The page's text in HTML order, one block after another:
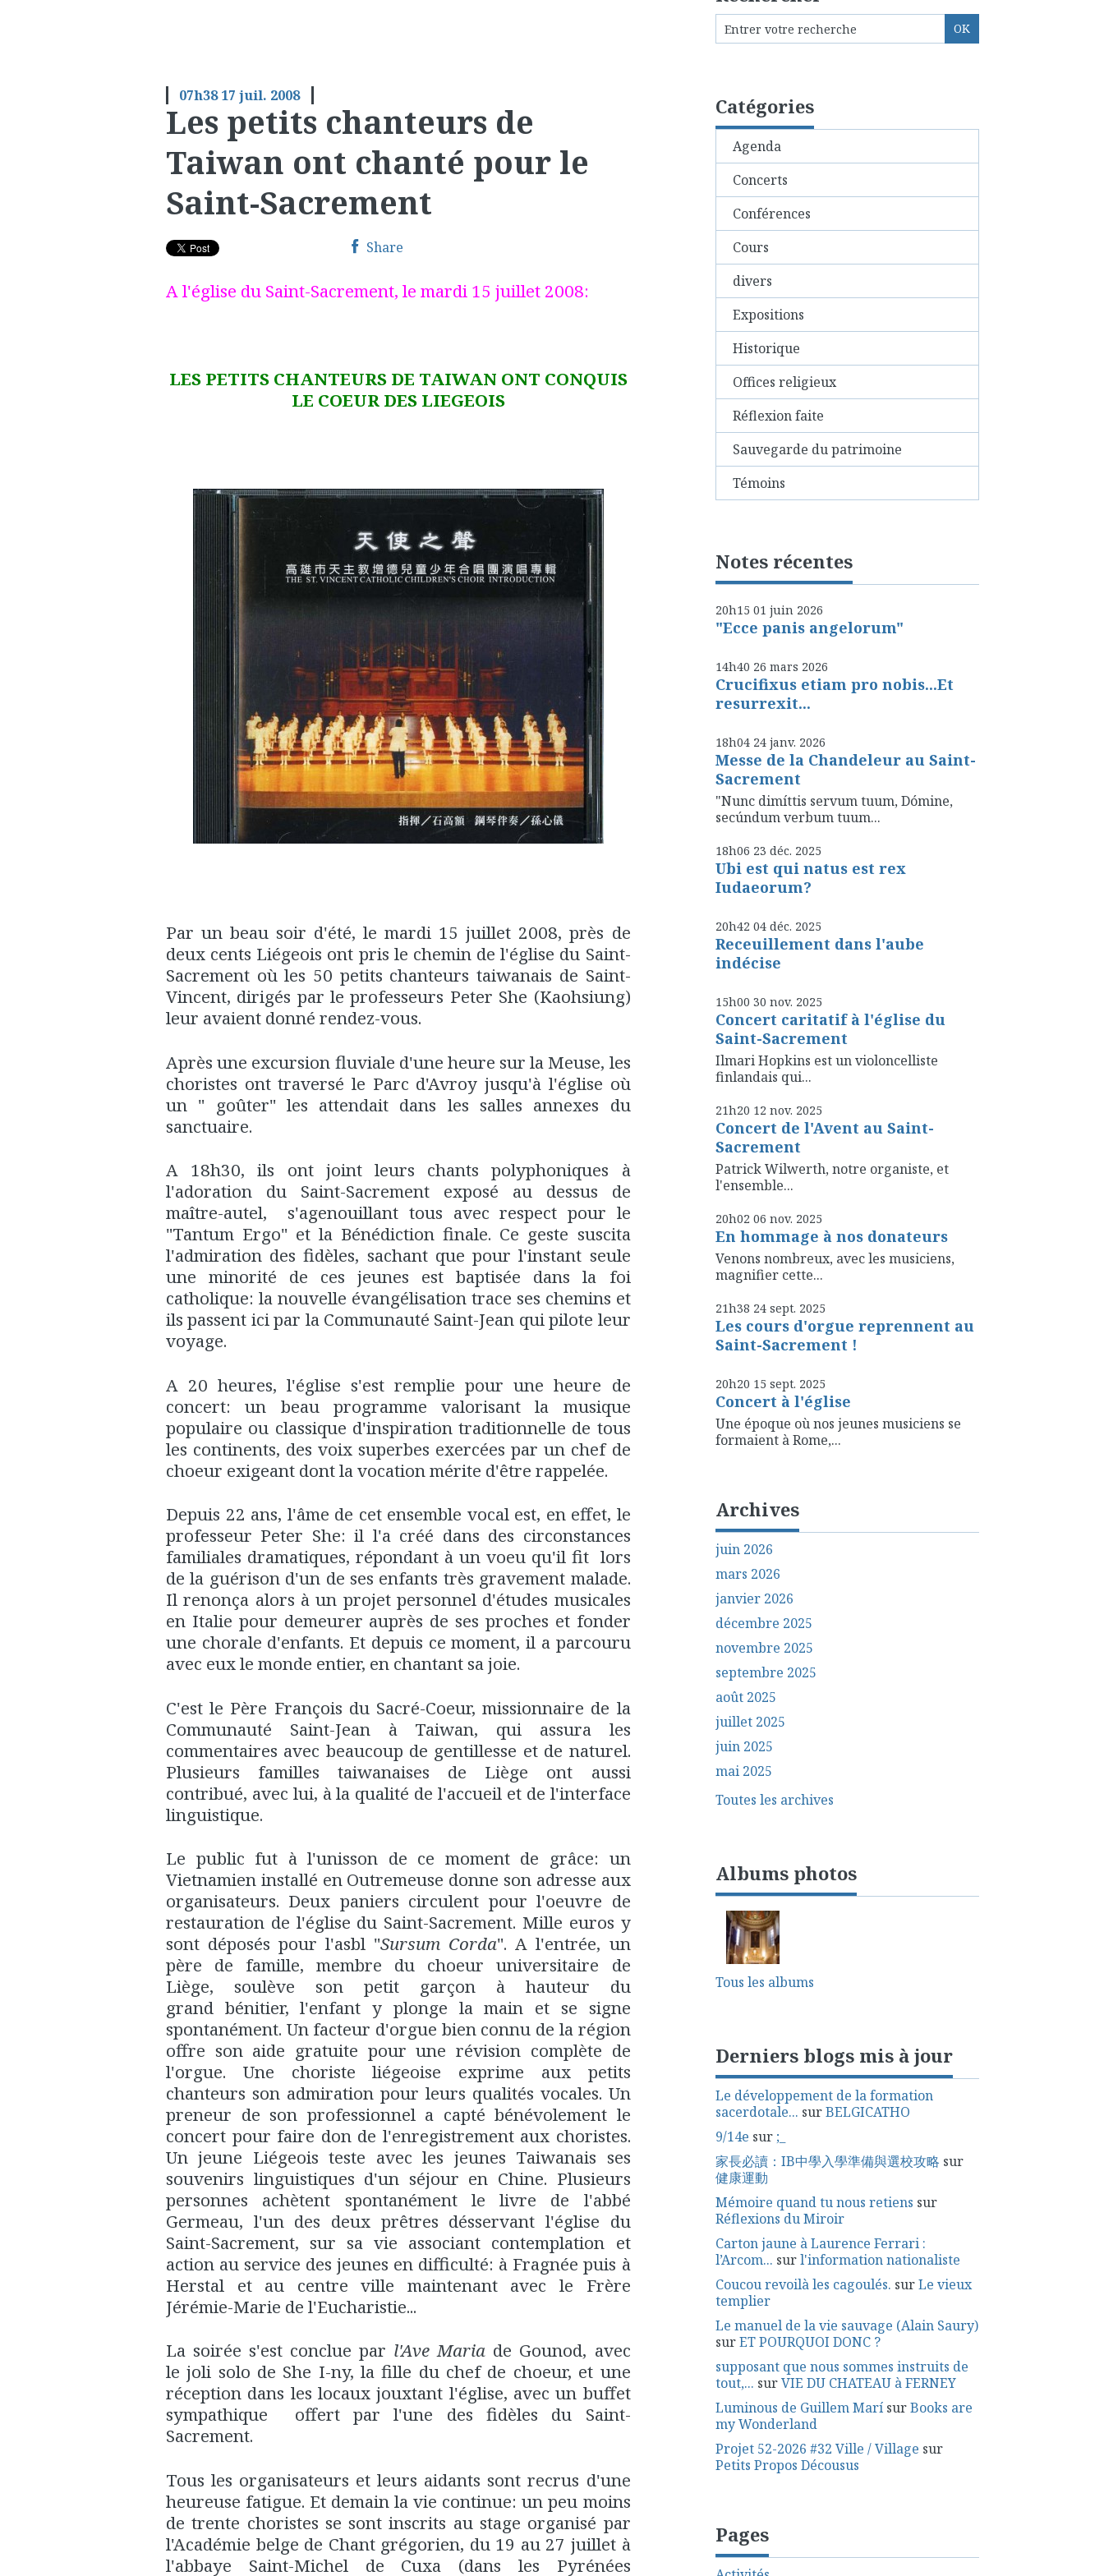
07h38 17 juil. 2008
Les petits chanteurs de
Taiwan ont chanté pour le
Saint-Sacrement
Share
A l'église du Saint-Sacrement, le mardi 15 juillet 2008:
LES PETITS CHANTEURS DE TAIWAN ONT CONQUIS
LE COEUR DES LIEGEOIS
Par un beau soir d'été, le mardi 15 juillet 2008, près de
deux cents Liégeois ont pris le chemin de l'église du Saint-
Sacrement où les 50 petits chanteurs taiwanais de Saint-
Vincent, dirigés par le professeurs Peter She (Kaohsiung)
leur avaient donné rendez-vous.
Après une excursion fluviale d'une heure sur la Meuse, les
choristes ont traversé le Parc d'Avroy jusqu'à l'église où
un " goûter" les attendait dans les salles annexes du
sanctuaire.
A 18h30, ils ont joint leurs chants polyphoniques à
l'adoration du Saint-Sacrement exposé au dessus de
maître-autel, s'agenouillant tous avec respect pour le
"Tantum Ergo" et la Bénédiction finale. Ce geste suscita
l'admiration des fidèles, sachant que pour l'instant seule
une minorité de ces jeunes est baptisée dans la foi
catholique: la nouvelle évangélisation trace ses chemins et
ils passent ici par la Communauté Saint-Jean qui pilote leur
voyage.
A 20 heures, l'église s'est remplie pour une heure de
concert: un beau programme valorisant la musique
populaire ou classique d'inspiration traditionnelle de tous
les continents, des voix superbes exercées par un chef de
choeur exigeant dont la vocation mérite d'être rappelée.
Depuis 22 ans, l'âme de cet ensemble vocal est, en effet, le
professeur Peter She: il l'a créé dans des circonstances
familiales dramatiques, répondant à un voeu qu'il fit lors
de la guérison d'un de ses enfants très gravement malade.
Il renonça alors à un projet personnel d'études musicales
en Italie pour demeurer auprès de ses proches et fonder
une chorale d'enfants. Et depuis ce moment, il a parcouru
avec eux le monde entier, en chantant sa joie.
C'est le Père François du Sacré-Coeur, missionnaire de la
Communauté Saint-Jean à Taiwan, qui assura les
commentaires avec beaucoup de gentillesse et de naturel.
Plusieurs familles taiwanaises de Liège ont aussi
contribué, avec lui, à la qualité de l'accueil et de l'interface
linguistique.
Le public fut à l'unisson de ce moment de grâce: un
Vietnamien installé en Outremeuse donne son adresse aux
organisateurs. Deux paniers circulent pour l'oeuvre de
restauration de l'église du Saint-Sacrement. Mille euros y
sont déposés pour l'asbl "Sursum Corda". A l'entrée, un
père de famille, membre du choeur universitaire de
Liège, soulève son petit garçon à hauteur du
grand bénitier, l'enfant y plonge la main et se signe
spontanément. Un facteur d'orgue bien connu de la région
offre son aide gratuite pour une révision complète de
l'orgue. Une choriste liégeoise exprime aux petits
chanteurs son admiration pour leurs qualités vocales. Un
preneur de son professionnel a capté bénévolement le
concert pour faire don de l'enregistrement aux choristes.
Un jeune Liégeois teste avec les jeunes Taiwanais ses
souvenirs linguistiques d'un séjour en Chine. Plusieurs
personnes achètent spontanément le livre de l'abbé
Germeau, l'un des deux prêtres désservant l'église du
Saint-Sacrement, sur sa vie associant contemplation et
action au service des jeunes en difficulté: à Fragnée puis à
Herstal et au centre ville maintenant avec le Frère
Jérémie-Marie de l'Eucharistie...
La soirée s'est conclue par l'Ave Maria de Gounod, avec
le joli solo de She I-ny, la fille du chef de choeur, et une
réception dans les locaux jouxtant l'église, avec un buffet
sympathique offert par l'une des fidèles du Saint-
Sacrement.
Tous les organisateurs et leurs aidants sont recrus d'une
heureuse fatigue. Et demain la vie continue: un peu moins
de trente choristes se sont inscrits au stage organisé par
l'Académie belge de Chant grégorien, du 19 au 27 juillet à
l'abbaye Saint-Michel de Cuxa (dans les Pyrénées
Catégories
Agenda
Concerts
Conférences
Cours
divers
Expositions
Historique
Offices religieux
Réflexion faite
Sauvegarde du patrimoine
Témoins
Notes récentes
20h15 01 juin 2026
"Ecce panis angelorum"
14h40 26 mars 2026
Crucifixus etiam pro nobis...Et
resurrexit...
18h04 24 janv. 2026
Messe de la Chandeleur au Saint-
Sacrement
"Nunc dimíttis servum tuum, Dómine,
secúndum verbum tuum...
18h06 23 déc. 2025
Ubi est qui natus est rex
Iudaeorum?
20h42 04 déc. 2025
Receuillement dans l'aube
indécise
15h00 30 nov. 2025
Concert caritatif à l'église du
Saint-Sacrement
Ilmari Hopkins est un violoncelliste
finlandais qui...
21h20 12 nov. 2025
Concert de l'Avent au Saint-
Sacrement
Patrick Wilwerth, notre organiste, et
l'ensemble...
20h02 06 nov. 2025
En hommage à nos donateurs
Venons nombreux, avec les musiciens,
magnifier cette...
21h38 24 sept. 2025
Les cours d'orgue reprennent au
Saint-Sacrement !
20h20 15 sept. 2025
Concert à l'église
Une époque où nos jeunes musiciens se
formaient à Rome,...
Archives
juin 2026
mars 2026
janvier 2026
décembre 2025
novembre 2025
septembre 2025
août 2025
juillet 2025
juin 2025
mai 2025
Toutes les archives
Albums photos
Tous les albums
Derniers blogs mis à jour
Le développement de la formation
sacerdotale... surBELGICATHO
9/14e sur ;_
家長必讀：IB中學入學準備與選校攻略 sur
健康運動
Mémoire quand tu nous retiens sur
Réflexions du Miroir
Carton jaune à Laurence Ferrari :
l’Arcom... surl'information nationaliste
Coucou revoilà les cagoulés. surLe vieux
templier
Le manuel de la vie sauvage (Alain Saury)
surET POURQUOI DONC ?
supposant que nous sommes instruits de
tout,... surVIE DU CHATEAU à FERNEY
Luminous de Guillem MarísurBooks are
my Wonderland
Projet 52-2026 #32 Ville / Village sur
Petits Propos Décousus
Pages